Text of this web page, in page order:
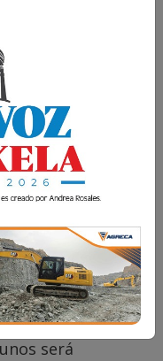
que sucede
frente
muy poco, para
será